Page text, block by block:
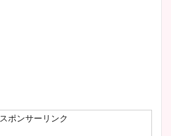
スポンサーリンク